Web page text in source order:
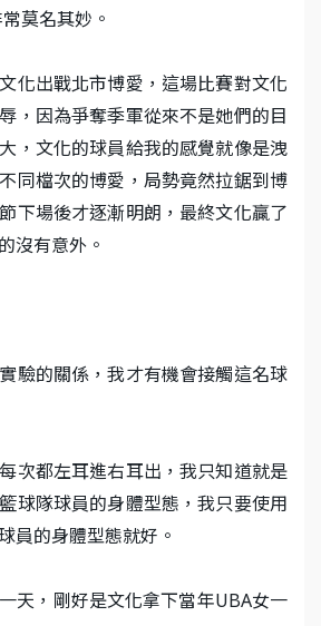
莫名其妙。
化出戰北市博愛，這場比賽對文化
，因為爭奪季軍從來不是她們的目
，文化的球員給我的感覺就像是洩
同檔次的博愛，局勢竟然拉鋸到博
下場後才逐漸明朗，最終文化贏了
沒有意外。
驗的關係，我才有機會接觸這名球
次都左耳進右耳出，我只知道就是
球隊球員的身體型態，我只要使用
員的身體型態就好。
天，剛好是文化拿下當年UBA女一